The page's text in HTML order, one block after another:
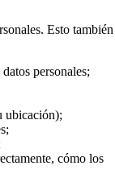
Esto también
personales;
ubicación);
cómo los